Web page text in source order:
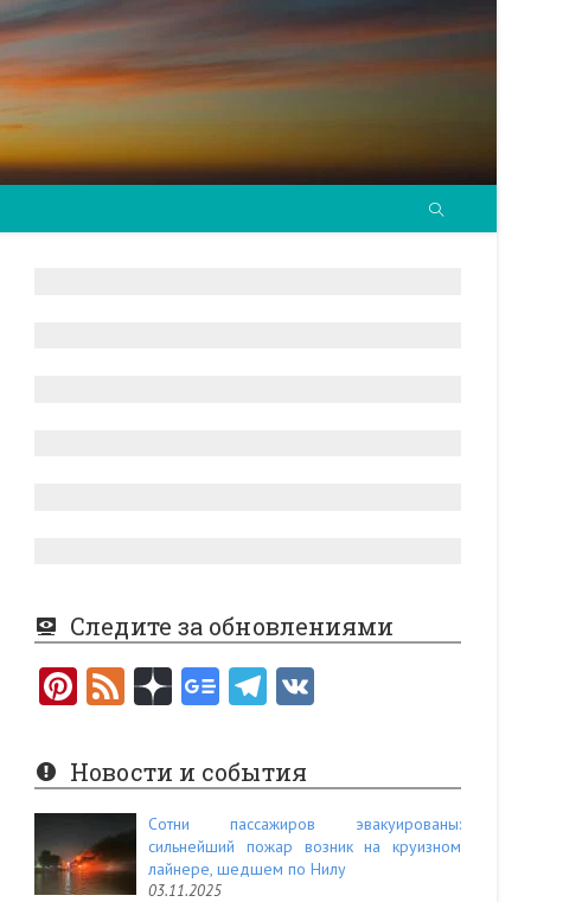
Следите за обновлениями
Pi
er
es
t
F
e
d
Новости и события
Сотни пассажиров эвакуированы:
сильнейший пожар возник на круизном
лайнере, шедшем по Нилу
03.11.2025